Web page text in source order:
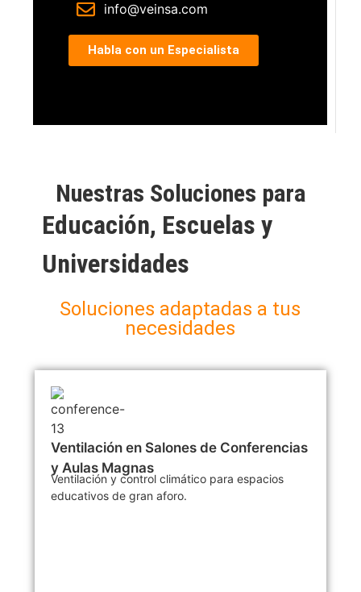
info@veinsa.com
Habla con un Especialista
Nuestras Soluciones para
Educación, Escuelas y
Universidades
Soluciones adaptadas a tus
necesidades
Ventilación en Salones de Conferencias
y Aulas Magnas
Ventilación y control climático para espacios
educativos de gran aforo.